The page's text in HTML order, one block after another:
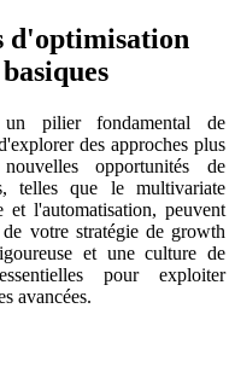
d'optimisation
pilier fondamental de
des approches plus
opportunités de
telles que le multivariate
et l'automatisation, peuvent
votre stratégie de growth
et une culture de
pour exploiter
avancées.